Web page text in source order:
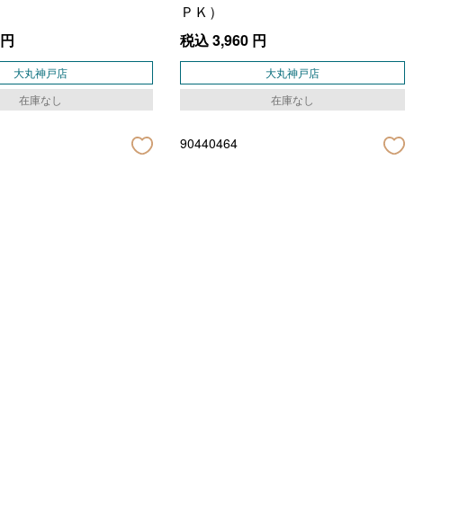
円
大丸神戸店
在庫なし
ＰＫ）
税込3,960 円
大丸神戸店
在庫なし
90440464